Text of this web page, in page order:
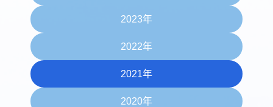
2023年
2022年
2021年
2020年